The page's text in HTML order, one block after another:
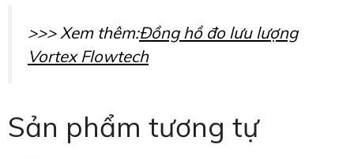
>>> Xem thêm:Đồng hồ đo lưu lượng
Vortex Flowtech
Sản phẩm tương tự